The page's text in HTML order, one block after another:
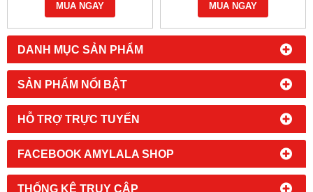
DANH MỤC SẢN PHẨM
SẢN PHẨM NỔI BẬT
HỖ TRỢ TRỰC TUYẾN
FACEBOOK AMYLALA SHOP
THỐNG KÊ TRUY CẬP
0902966670 - 0933555070
MUA NGAY MUA NGAY